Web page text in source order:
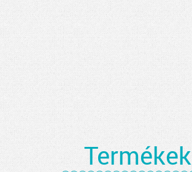
Termékek